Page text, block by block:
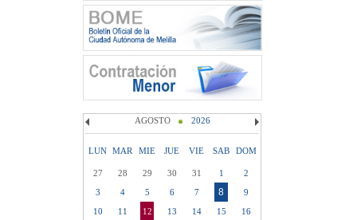
AGOSTO 2026
LUN MAR MIE JUE VIE SAB DOM
27 28 29 30 31 1
2
3
4 5 6 7 8
9
10
11 12 13 14 15
16